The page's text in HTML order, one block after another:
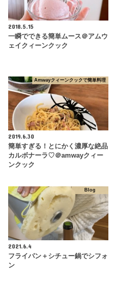
2018.5.15
一瞬でできる簡単ムース＠アムウ
ェイクィーンクック
Amwayクィーンクックで簡単料理
2019.6.30
簡単すぎる！とにかく濃厚な絶品
カルボナーラ♡＠amwayクィー
ンクック
Blog
2021.6.4
フライパン＋シチュー鍋でシフォ
ン